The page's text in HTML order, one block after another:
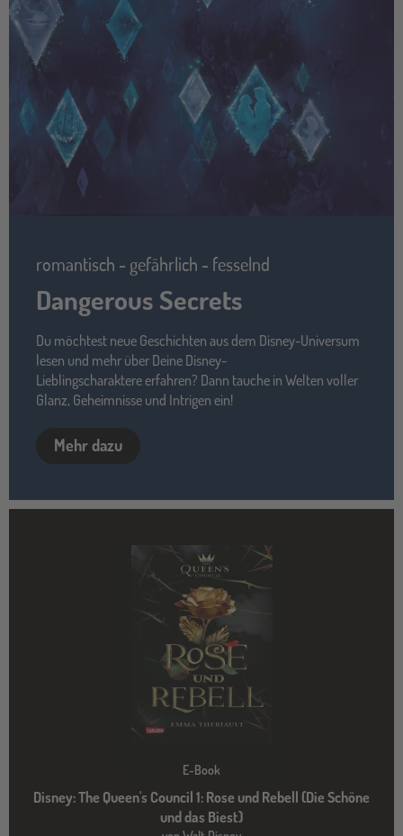
romantisch - gefährlich - fesselnd
Dangerous Secrets
Du möchtest neue Geschichten aus dem Disney-Universum
lesen und mehr über Deine Disney-
Lieblingscharaktere erfahren? Dann tauche in Welten voller
Glanz, Geheimnisse und Intrigen ein!
Mehr dazu
E-Book
Disney: The Queen's Council 1: Rose und Rebell (Die Schöne
und das Biest)